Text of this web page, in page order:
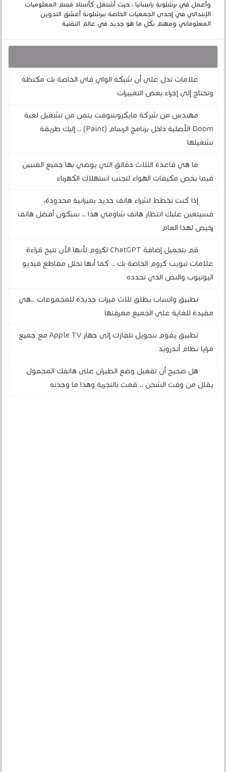
وأعمل في برشلونة بإسبانيا ، حيث أشتغل كأستاذ قسم المعلوميات
الإبتدائي في إحدى الجمعيات الخاصة ببرشلونة أعشق التدوين
المعلوماتي ومهتم بكل ما هو جديد في عالم التقنية
علامات تدل على أن شبكة الواي فاي الخاصة بك مكتظة
وتحتاج إلى إجراء بعض التغييرات
مهندس من شركة مايكروسوفت يتمن من تشغيل لعبة
Doom الأصلية داخل برنامج الرسام (Paint) .. إليك طريقة
تشغيلها
ما هي قاعدة الثلاث دقائق التي يوصي بها جميع الفنيين
فيما يخص مكيفات الهواء لتجنب استهلاك الكهرباء
إذا كنت تخطط لشراء هاتف جديد بميزانية محدودة،
فسيتعين عليك انتظار هاتف شاومي هذا .. سيكون أفضل هاتف
رخيص لهذا العام
قم بتحميل إضافة ChatGPT لكروم لأنها الآن تتيح قراءة
علامات تبويب كروم الخاصة بك .. كما أنها تحلل مقاطع فيديو
اليوتيوب والنص الذي تحدده
تطبيق واتساب يطلق ثلاث ميزات جديدة للمجموعات ..هي
مفيدة للغاية على الجميع معرفتها
تطبيق يقوم بتحويل تلفازك إلى جهاز Apple TV مع جميع
مزايا نظام أندرويد
هل صحيح أن تفعيل وضع الطيران على هاتفك المحمول
يقلل من وقت الشحن .. قمت بالتجربة وهذا ما وجدته